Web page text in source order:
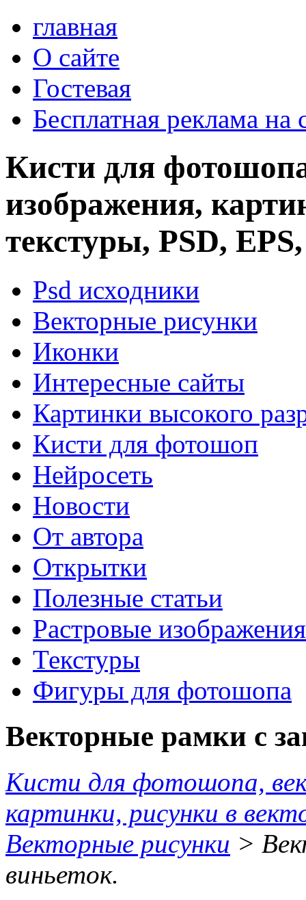
главная
О сайте
Гостевая
Бесплатная реклама на
Кисти для
изображения,
текстуры, PSD,
Psd исходники
Векторные рисунки
Иконки
Интересные сайты
Картинки высокого
Кисти для фотошоп
Нейросеть
Новости
От автора
Открытки
Полезные статьи
Растровые изображения
Текстуры
Фигуры для фотошопа
Векторные рамки с
Кисти для фотошопа,
картинки, рисунки в
Векторные рисунки >
виньеток.